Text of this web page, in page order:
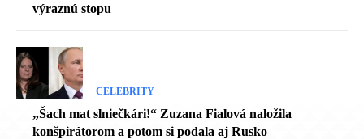
výraznú stopu
CELEBRITY
„Šach mat slniečkári!“ Zuzana Fialová naložila
konšpirátorom a potom si podala aj Rusko